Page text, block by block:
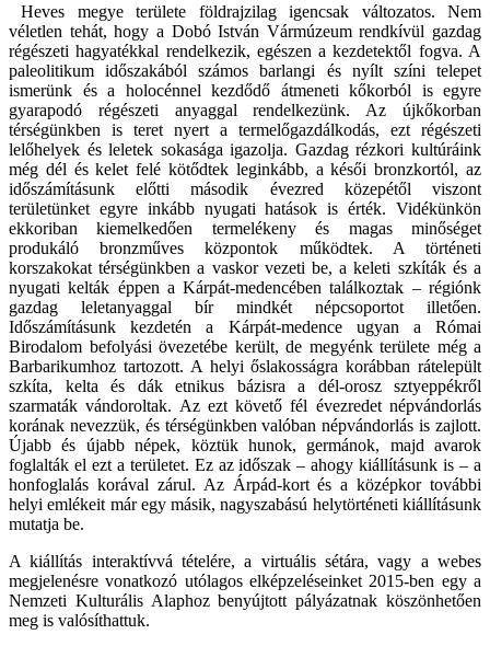
Heves megye területe földrajzilag igencsak változatos. Nem
véletlen tehát, hogy a Dobó István Vármúzeum rendkívül gazdag
régészeti hagyatékkal rendelkezik, egészen a kezdetektől fogva. A
paleolitikum időszakából számos barlangi és nyílt színi telepet
ismerünk és a holocénnel kezdődő átmeneti kőkorból is egyre
gyarapodó régészeti anyaggal rendelkezünk. Az újkőkorban
térségünkben is teret nyert a termelőgazdálkodás, ezt régészeti
lelőhelyek és leletek sokasága igazolja. Gazdag rézkori kultúráink
még dél és kelet felé kötődtek leginkább, a késői bronzkortól, az
időszámításunk előtti második évezred közepétől viszont
területünket egyre inkább nyugati hatások is érték. Vidékünkön
ekkoriban kiemelkedően termelékeny és magas minőséget
produkáló bronzműves központok működtek. A történeti
korszakokat térségünkben a vaskor vezeti be, a keleti szkíták és a
nyugati kelták éppen a Kárpát-medencében találkoztak – régiónk
gazdag leletanyaggal bír mindkét népcsoportot illetően.
Időszámításunk kezdetén a Kárpát-medence ugyan a Római
Birodalom befolyási övezetébe került, de megyénk területe még a
Barbarikumhoz tartozott. A helyi őslakosságra korábban rátelepült
szkíta, kelta és dák etnikus bázisra a dél-orosz sztyeppékről
szarmaták vándoroltak. Az ezt követő fél évezredet népvándorlás
korának nevezzük, és térségünkben valóban népvándorlás is zajlott.
Újabb és újabb népek, köztük hunok, germánok, majd avarok
foglalták el ezt a területet. Ez az időszak – ahogy kiállításunk is – a
honfoglalás korával zárul. Az Árpád-kort és a középkor további
helyi emlékeit már egy másik, nagyszabású helytörténeti kiállításunk
mutatja be.
A kiállítás interaktívvá tételére, a virtuális sétára, vagy a webes
megjelenésre vonatkozó utólagos elképzeléseinket 2015-ben egy a
Nemzeti Kulturális Alaphoz benyújtott pályázatnak köszönhetően
meg is valósíthattuk.